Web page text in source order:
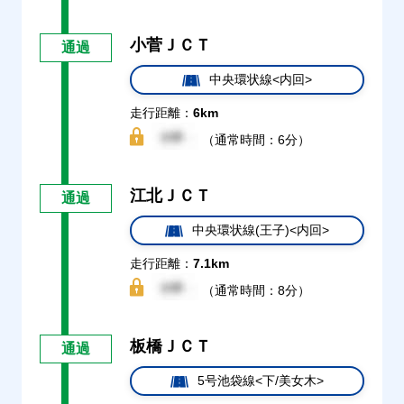
通過 小菅ＪＣＴ
中央環状線<内回>
走行距離： 6km
（通常時間：6分）
通過 江北ＪＣＴ
中央環状線(王子)<内回>
走行距離： 7.1km
（通常時間：8分）
通過 板橋ＪＣＴ
5号池袋線<下/美女木>